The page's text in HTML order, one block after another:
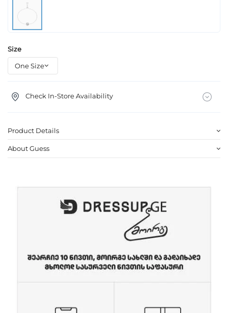
Size
Check In-Store Availability
Product Details
About Guess